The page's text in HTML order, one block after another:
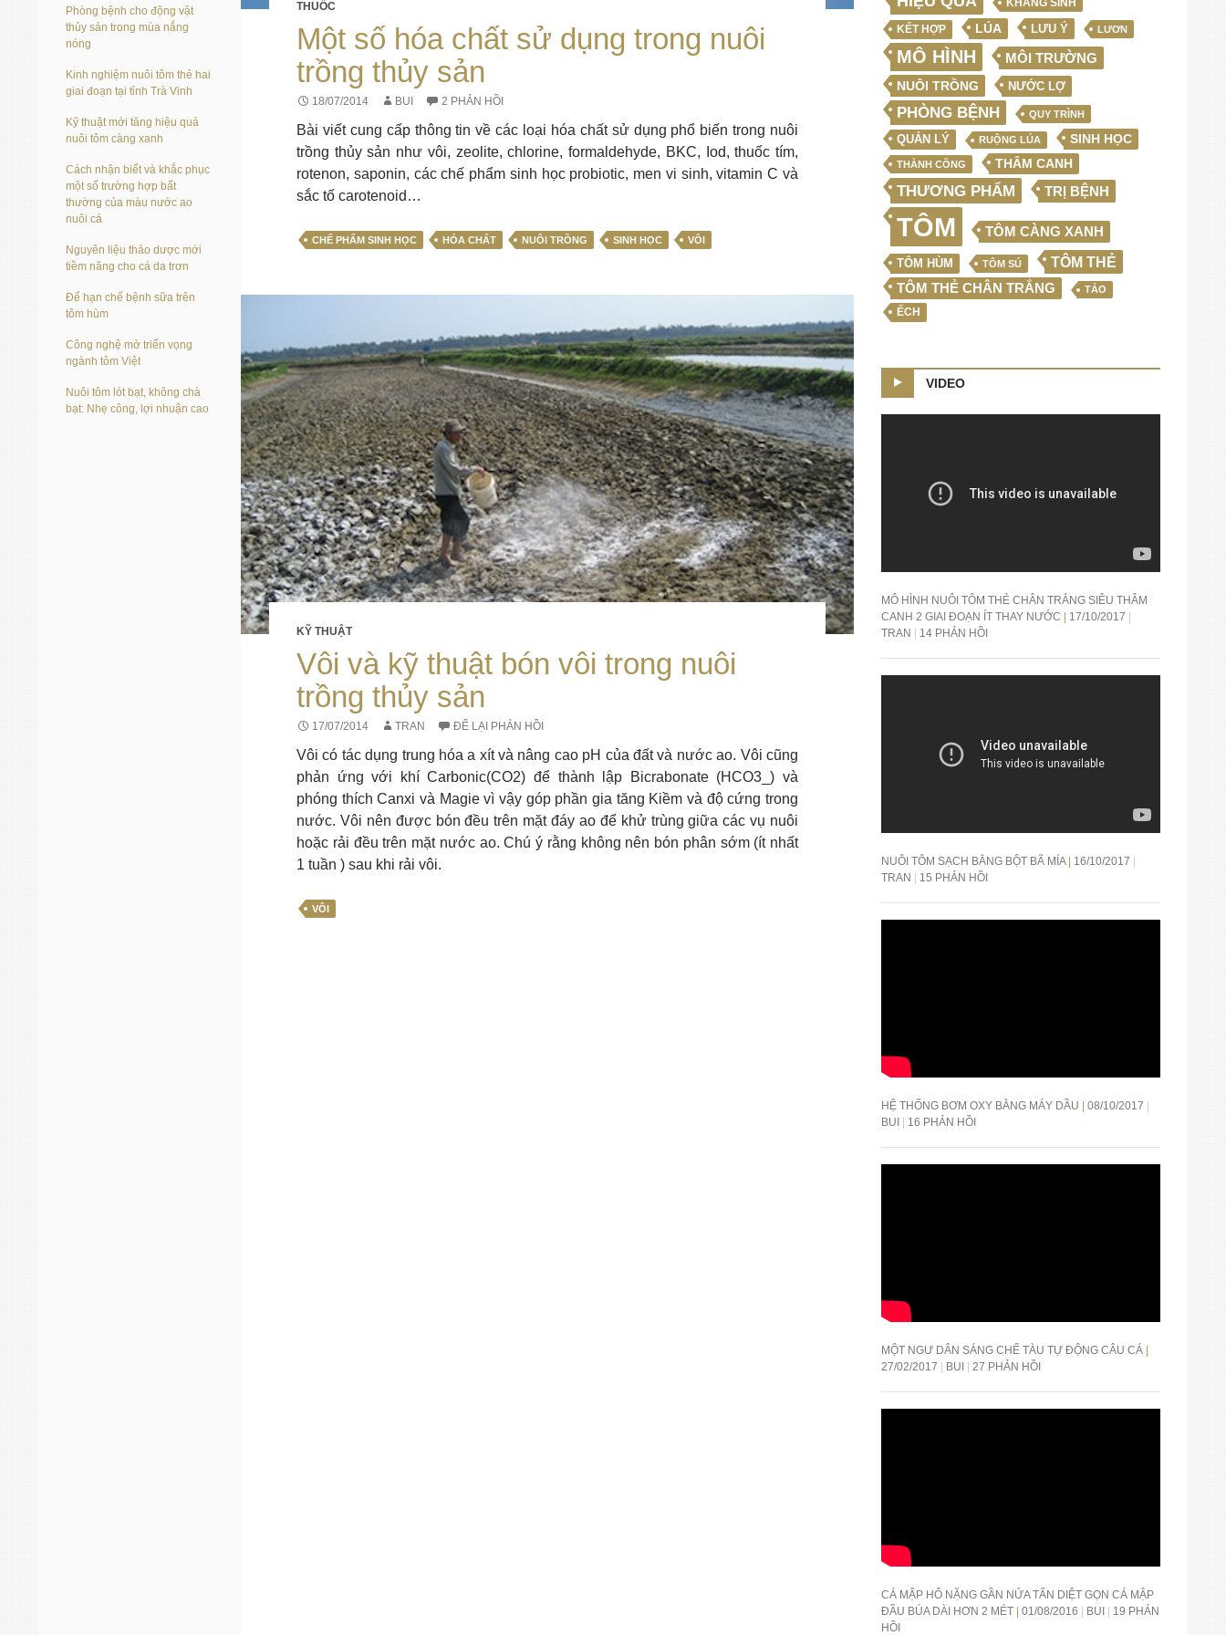
THUỐC
Một số hóa chất sử dụng trong nuôi
trồng thủy sản
18/07/2014 BUI 2 PHẢN HỒI
Bài viết cung cấp thông tin về các loại hóa chất sử dụng phổ biến trong nuôi
trồng thủy sản như vôi, zeolite, chlorine, formaldehyde, BKC, Iod, thuốc tím,
rotenon, saponin, các chế phẩm sinh học probiotic, men vi sinh, vitamin C và
sắc tố carotenoid…
CHẾ PHẨM SINH HỌC HÓA CHẤT NUÔI TRỒNG SINH HỌC VÔI
KỸ THUẬT
Vôi và kỹ thuật bón vôi trong nuôi
trồng thủy sản
17/07/2014 TRAN ĐỂ LẠI PHẢN HỒI
Vôi có tác dụng trung hóa a xít và nâng cao pH của đất và nước ao. Vôi cũng
phản ứng với khí Carbonic(CO2) để thành lập Bicrabonate (HCO3_) và
phóng thích Canxi và Magie vì vậy góp phần gia tăng Kiềm và độ cứng trong
nước. Vôi nên được bón đều trên mặt đáy ao để khử trùng giữa các vụ nuôi
hoặc rải đều trên mặt nước ao. Chú ý rằng không nên bón phân sớm (ít nhất
1 tuần ) sau khi rải vôi.
VÔI
KHÁNG SINH
KẾT HỢP LÚA LƯU Ý LƯƠN
MÔ HÌNH MÔI TRƯỜNG
NUÔI TRỒNG NƯỚC LỢ
PHÒNG BỆNH QUY TRÌNH
QUẢN LÝ RUỘNG LÚA SINH HỌC
THÀNH CÔNG THÂM CANH
THƯƠNG PHẨM TRỊ BỆNH
TÔM TÔM CÀNG XANH
TÔM HÙM TÔM SÚ TÔM THẺ
TÔM THẺ CHÂN TRẮNG TẢO
ẾCH
VIDEO
MÔ HÌNH NUÔI TÔM THẺ CHÂN TRẮNG SIÊU THÂM
CANH 2 GIAI ĐOẠN ÍT THAY NƯỚC
17/10/2017
TRAN
14 PHẢN HỒI
NUÔI TÔM SẠCH BẰNG BỘT BÃ MÍA
16/10/2017
TRAN
15 PHẢN HỒI
HỆ THỐNG BƠM OXY BẰNG MÁY DẦU
08/10/2017
BUI
16 PHẢN HỒI
MỘT NGƯ DÂN SÁNG CHẾ TÀU TỰ ĐỘNG CÂU CÁ
27/02/2017
BUI 27 PHẢN HỒI
CÁ MẬP HỔ NẶNG GẦN NỬA TẤN DIỆT GỌN CÁ MẬP
ĐẦU BÚA DÀI HƠN 2 MÉT
01/08/2016 BUI
19 PHẢN
HỒI
Phòng bệnh cho động vật
thủy sản trong mùa nắng
nóng
Kinh nghiệm nuôi tôm thẻ hai
giai đoạn tại tỉnh Trà Vinh
Kỹ thuật mới tăng hiệu quả
nuôi tôm càng xanh
Cách nhận biết và khắc phục
một số trường hợp bất
thường của màu nước ao
nuôi cá
Nguyên liệu thảo dược mới
tiềm năng cho cá da trơn
Để hạn chế bệnh sữa trên
tôm hùm
Công nghệ mở triển vọng
ngành tôm Việt
Nuôi tôm lót bạt, không chà
bạt: Nhẹ công, lợi nhuận cao